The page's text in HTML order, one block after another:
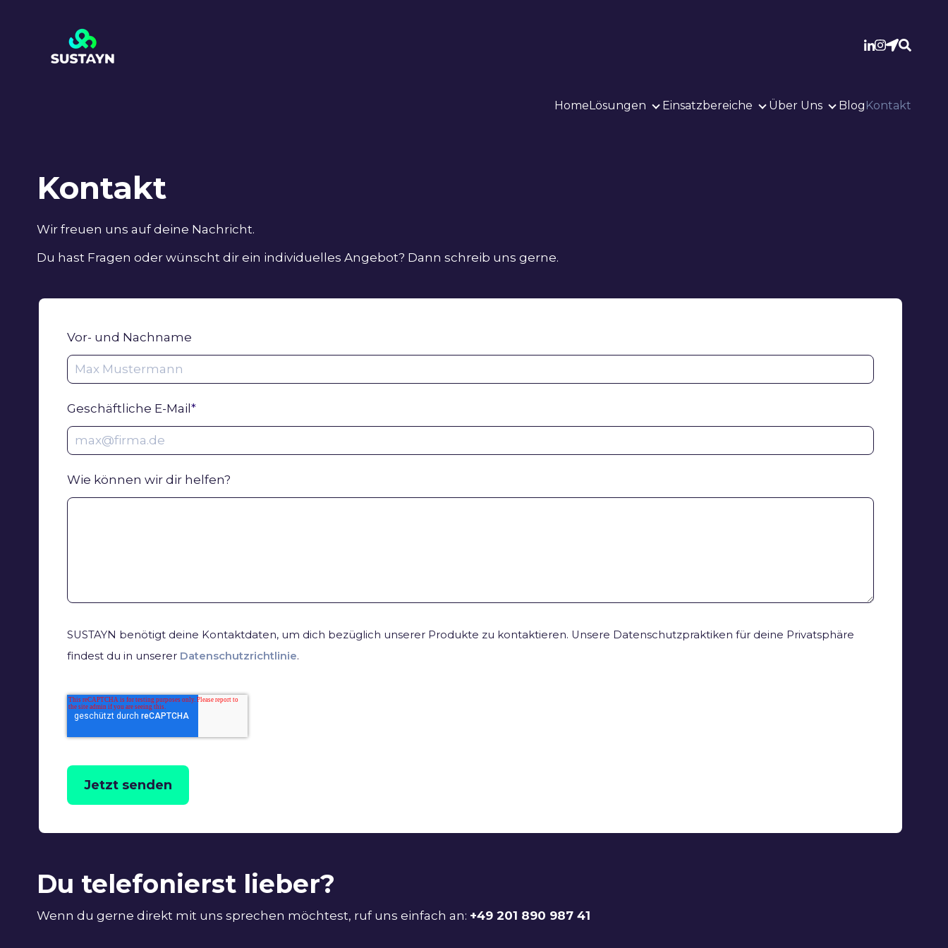
HomeLösungen
Lösungen
Einsatzbereiche
Einsatzbereiche
Über Uns
Über Uns
Blog Kontakt
Kontakt
Wir freuen uns auf deine Nachricht.
Du hast Fragen oder wünscht dir ein individuelles Angebot? Dann schreib uns gerne.
Vor- und Nachname
Geschäftliche E-Mail *
Wie können wir dir helfen?
SUSTAYN benötigt deine Kontaktdaten, um dich bezüglich unserer Produkte zu kontaktieren. Unsere Datenschutzpraktiken für deine Privatsphäre
findest du in unserer Datenschutzrichtlinie.
Jetzt senden
Du telefonierst lieber?
Wenn du gerne direkt mit uns sprechen möchtest, ruf uns einfach an: +49 201 890 987 41